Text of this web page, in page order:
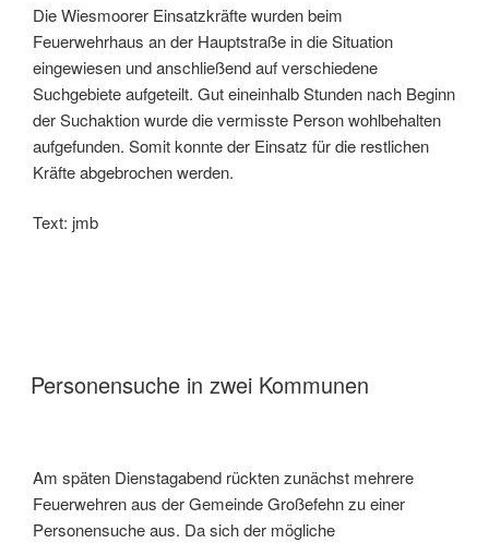
Die Wiesmoorer Einsatzkräfte wurden beim
Feuerwehrhaus an der Hauptstraße in die Situation
eingewiesen und anschließend auf verschiedene
Suchgebiete aufgeteilt. Gut eineinhalb Stunden nach Beginn
der Suchaktion wurde die vermisste Person wohlbehalten
aufgefunden. Somit konnte der Einsatz für die restlichen
Kräfte abgebrochen werden.
Text: jmb
Personensuche in zwei Kommunen
Am späten Dienstagabend rückten zunächst mehrere
Feuerwehren aus der Gemeinde Großefehn zu einer
Personensuche aus. Da sich der mögliche